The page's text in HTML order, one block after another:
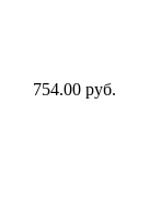
754.00 руб.